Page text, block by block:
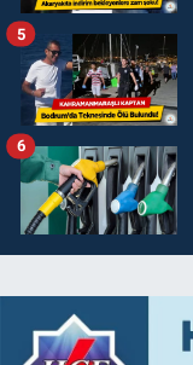
5
6